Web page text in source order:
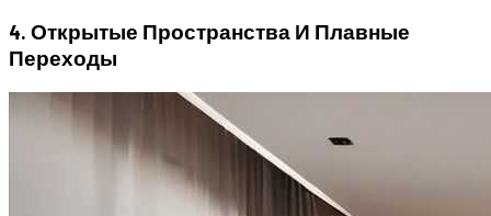
4. Открытые Пространства И Плавные
Переходы